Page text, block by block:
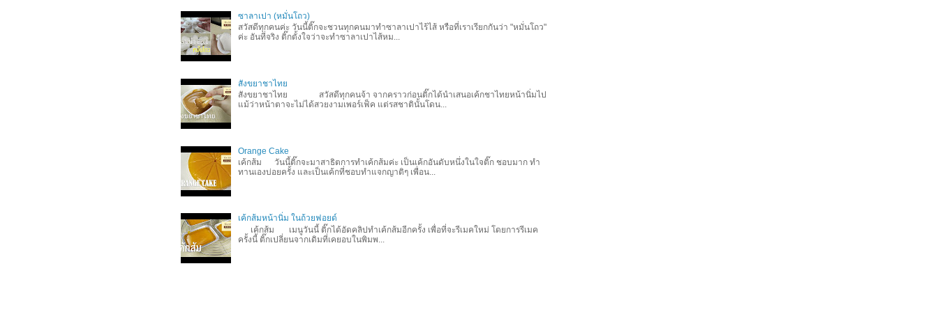
ซาลาเปา (หมั่นโถว)
สวัสดีทุกคนค่ะ วันนี้ติ๊กจะชวนทุกคนมาทำซาลาเปาไร้ไส้ หรือที่เราเรียกกันว่า "หมั่นโถว"
ค่ะ อันที่จริง ติ๊กตั้งใจว่าจะทำซาลาเปาไส้หม...
สังขยาชาไทย
สังขยาชาไทย สวัสดีทุกคนจ้า จากคราวก่อนติ๊กได้นำเสนอเค้กชาไทยหน้านิ่มไป
แม้ว่าหน้าตาจะไม่ได้สวยงามเพอร์เฟ็ค แต่รสชาตินั้นโดน...
Orange Cake
เค้กส้ม วันนี้ติ๊กจะมาสาธิตการทำเค้กส้มค่ะ เป็นเค้กอันดับหนึ่งในใจติ๊ก ชอบมาก ทำ
ทานเองบ่อยครั้ง และเป็นเค้กที่ชอบทำแจกญาติๆ เพื่อน...
เค้กส้มหน้านิ่ม ในถ้วยฟอยด์
เค้กส้ม เมนูวันนี้ ติ๊กได้อัดคลิปทำเค้กส้มอีกครั้ง เพื่อที่จะรีเมคใหม่ โดยการรีเมค
ครั้งนี้ ติ๊กเปลี่ยนจากเดิมที่เคยอบในพิมพ...